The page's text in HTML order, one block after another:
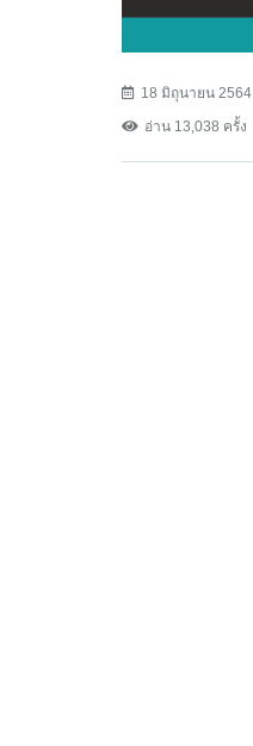
18 มิถุนายน 2564
อ่าน 13,038 ครั้ง